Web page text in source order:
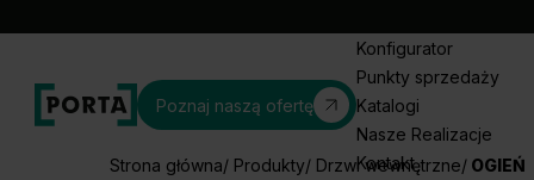
Poznaj naszą ofertę
Konfigurator
Punkty sprzedaży
Katalogi
Nasze Realizacje
Kontakt
Strona główna Produkty Drzwi wewnętrzne OGIEŃ